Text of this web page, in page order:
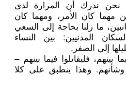
ندرك أن المرارة لدى
مهما كان الأمر، ومهما كان
ما زلنا بحاجة إلى السعي
المدنيين: بين النساء
إلى الصفر.
بينهم، فليقاتلوا فيما بينهم –
وشأنهم. وهذا ينطبق على كلا